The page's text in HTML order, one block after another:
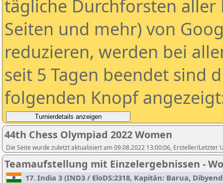
tägliche Durchforsten aller
Seiten und mehr) von
reduzieren, werden bei
seit 5 Tagen beendet sind
folgenden Knopf
44th Chess Olympiad 2022 Women
Die Seite wurde zuletzt aktualisiert am 09.08.2022 13:00:06, Ersteller/Letzter
Teamaufstellung mit Einzelergebnissen -
17. India 3 (IND3 / EloDS:2318, Kapitän: Barua,